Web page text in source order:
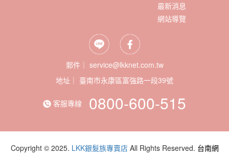
最新消息
網站導覽
郵件｜ service@lkknet.com.tw
地址｜
客服專線 0800-600-515
Copyright © 2025. LKK銀髮族專賣店All Rights Reserved. 台南網